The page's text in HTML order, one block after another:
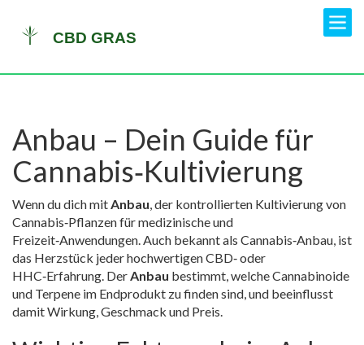
Anbau – Dein Guide für
Cannabis‑Kultivierung
Wenn du dich mitAnbau,der kontrollierten Kultivierung von
Cannabis‑Pflanzen für medizinische und
Freizeit‑Anwendungen. Auch bekannt als Cannabis‑Anbau, ist
das Herzstück jeder hochwertigen CBD‑ oder
HHC‑Erfahrung. DerAnbau bestimmt, welche Cannabinoide
und Terpene im Endprodukt zu finden sind, und beeinflusst
damit Wirkung, Geschmack und Preis.